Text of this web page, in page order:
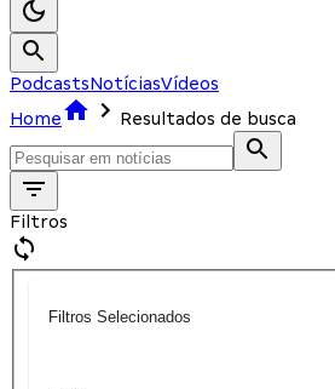
PodcastsNotíciasVídeos
Home
Resultados de busca
Filtros
Filtros Selecionados